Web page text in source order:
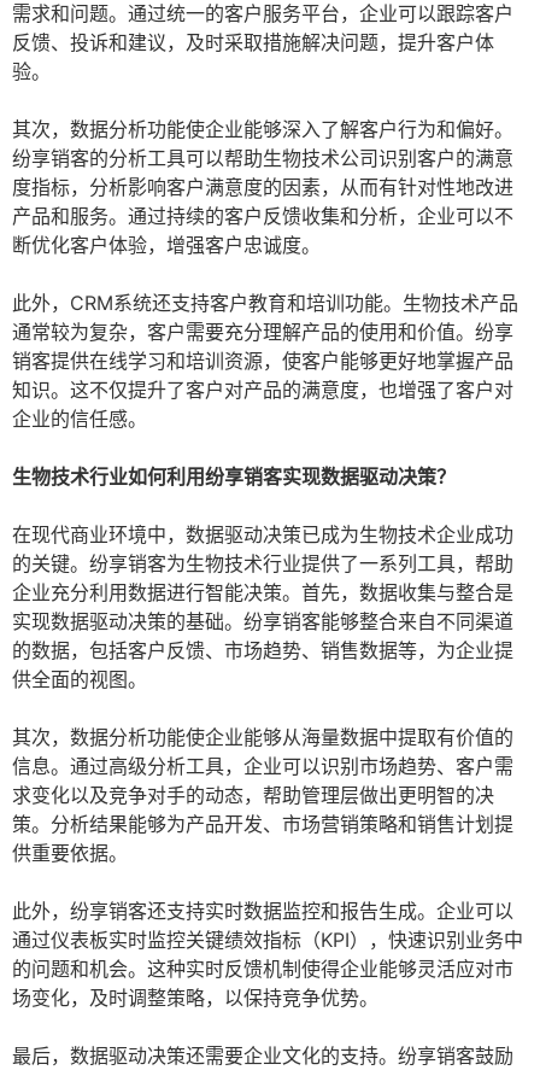
需求和问题。通过统一的客户服务平台，企业可以跟踪客户
反馈、投诉和建议，及时采取措施解决问题，提升客户体
验。
其次，数据分析功能使企业能够深入了解客户行为和偏好。
纷享销客的分析工具可以帮助生物技术公司识别客户的满意
度指标，分析影响客户满意度的因素，从而有针对性地改进
产品和服务。通过持续的客户反馈收集和分析，企业可以不
断优化客户体验，增强客户忠诚度。
此外，CRM系统还支持客户教育和培训功能。生物技术产品
通常较为复杂，客户需要充分理解产品的使用和价值。纷享
销客提供在线学习和培训资源，使客户能够更好地掌握产品
知识。这不仅提升了客户对产品的满意度，也增强了客户对
企业的信任感。
生物技术行业如何利用纷享销客实现数据驱动决策？
在现代商业环境中，数据驱动决策已成为生物技术企业成功
的关键。纷享销客为生物技术行业提供了一系列工具，帮助
企业充分利用数据进行智能决策。首先，数据收集与整合是
实现数据驱动决策的基础。纷享销客能够整合来自不同渠道
的数据，包括客户反馈、市场趋势、销售数据等，为企业提
供全面的视图。
其次，数据分析功能使企业能够从海量数据中提取有价值的
信息。通过高级分析工具，企业可以识别市场趋势、客户需
求变化以及竞争对手的动态，帮助管理层做出更明智的决
策。分析结果能够为产品开发、市场营销策略和销售计划提
供重要依据。
此外，纷享销客还支持实时数据监控和报告生成。企业可以
通过仪表板实时监控关键绩效指标（KPI），快速识别业务中
的问题和机会。这种实时反馈机制使得企业能够灵活应对市
场变化，及时调整策略，以保持竞争优势。
最后，数据驱动决策还需要企业文化的支持。纷享销客鼓励